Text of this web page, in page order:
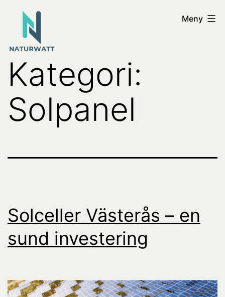
Hoppa
innehåll
Naturwatt Meny
Kategori:
Solpanel
Solceller Västerås – en
sund investering